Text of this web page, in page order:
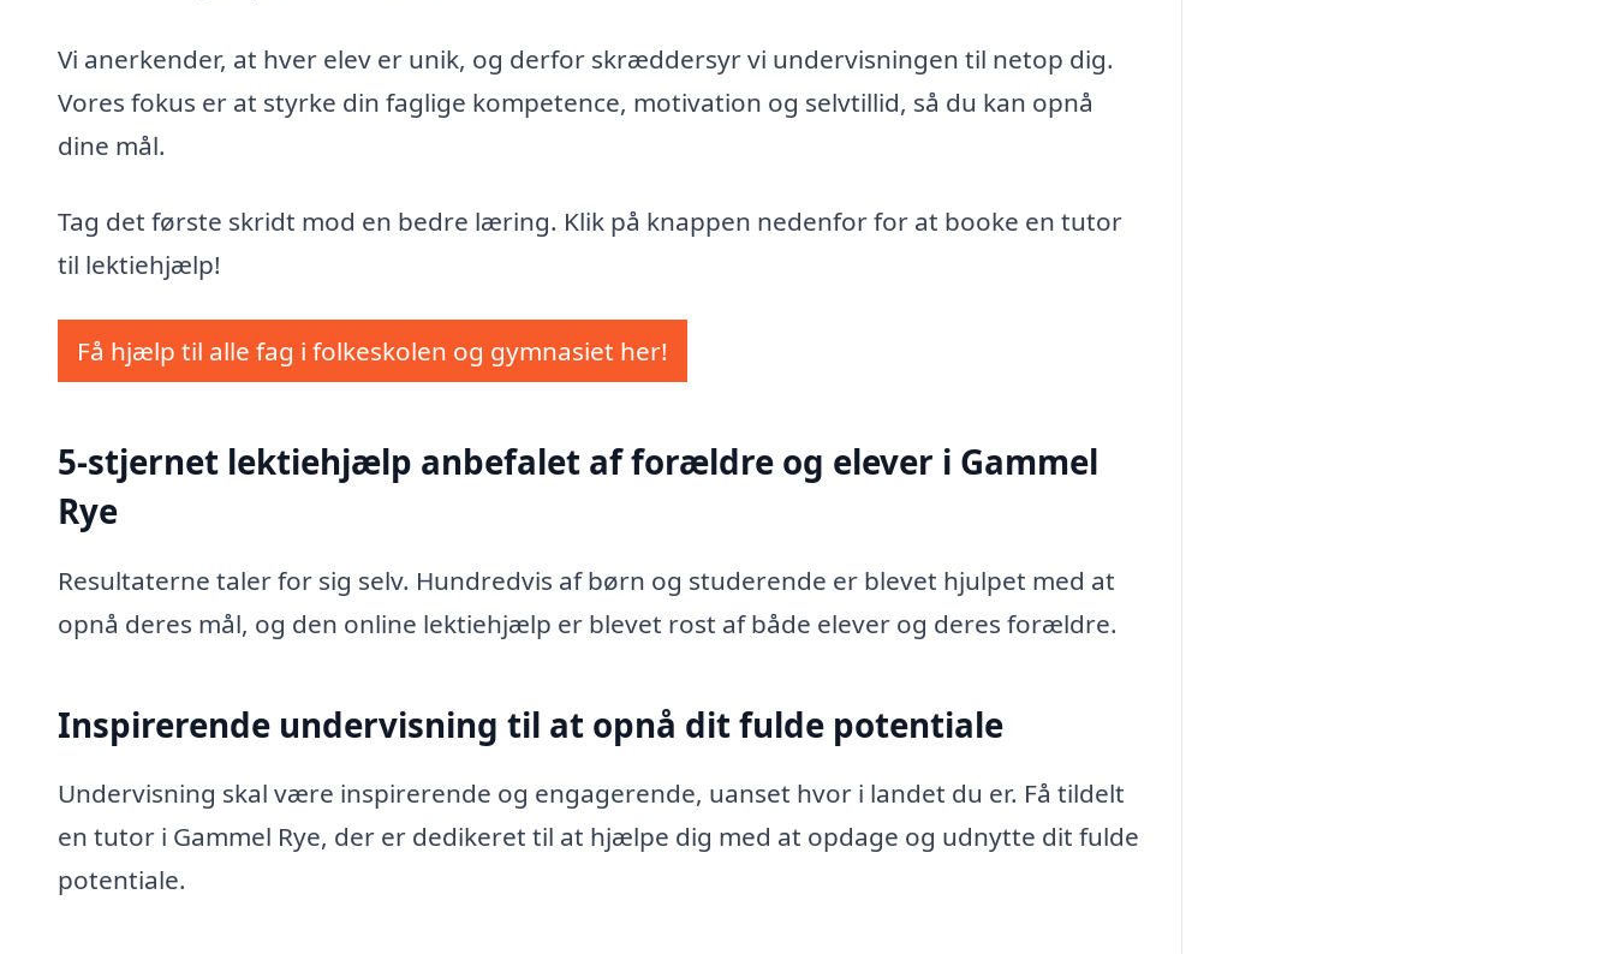
Vi anerkender, at hver elev er unik, og derfor skræddersyr vi undervisningen til netop dig.
Vores fokus er at styrke din faglige kompetence, motivation og selvtillid, så du kan opnå
dine mål.
Tag det første skridt mod en bedre læring. Klik på knappen nedenfor for at booke en tutor
til lektiehjælp!
Få hjælp til alle fag i folkeskolen og gymnasiet her!
5-stjernet lektiehjælp anbefalet af forældre og elever i Gammel
Rye
Resultaterne taler for sig selv. Hundredvis af børn og studerende er blevet hjulpet med at
opnå deres mål, og den online lektiehjælp er blevet rost af både elever og deres forældre.
Inspirerende undervisning til at opnå dit fulde potentiale
Undervisning skal være inspirerende og engagerende, uanset hvor i landet du er. Få tildelt
en tutor i Gammel Rye, der er dedikeret til at hjælpe dig med at opdage og udnytte dit fulde
potentiale.